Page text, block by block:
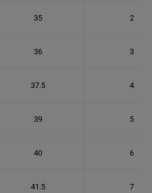
35 2
36 3
37.5 4
39 5
40 6
41.5 7